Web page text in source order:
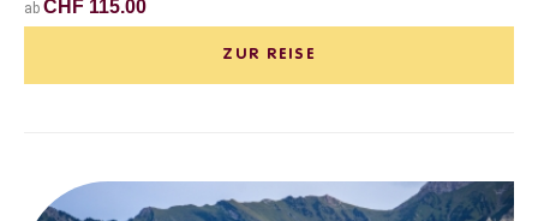
ab CHF 115.00
ZUR REISE